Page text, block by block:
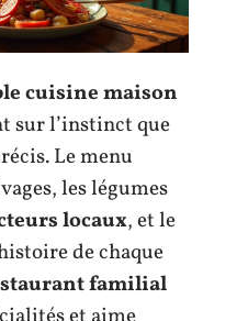
cuisine maison
sur l’instinct que
Le menu
les légumes
locaux, et le
de chaque
familial